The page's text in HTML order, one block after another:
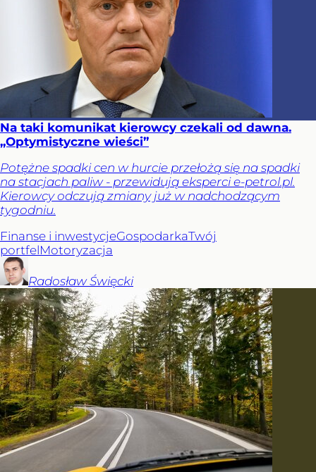
Na taki komunikat kierowcy czekali od dawna.
„Optymistyczne wieści”
Potężne spadki cen w hurcie przełożą się na spadki
na stacjach paliw - przewidują eksperci e-petrol.pl.
Kierowcy odczują zmiany już w nadchodzącym
tygodniu.
Finanse i inwestycjeGospodarkaTwój
portfelMotoryzacja
Radosław Święcki